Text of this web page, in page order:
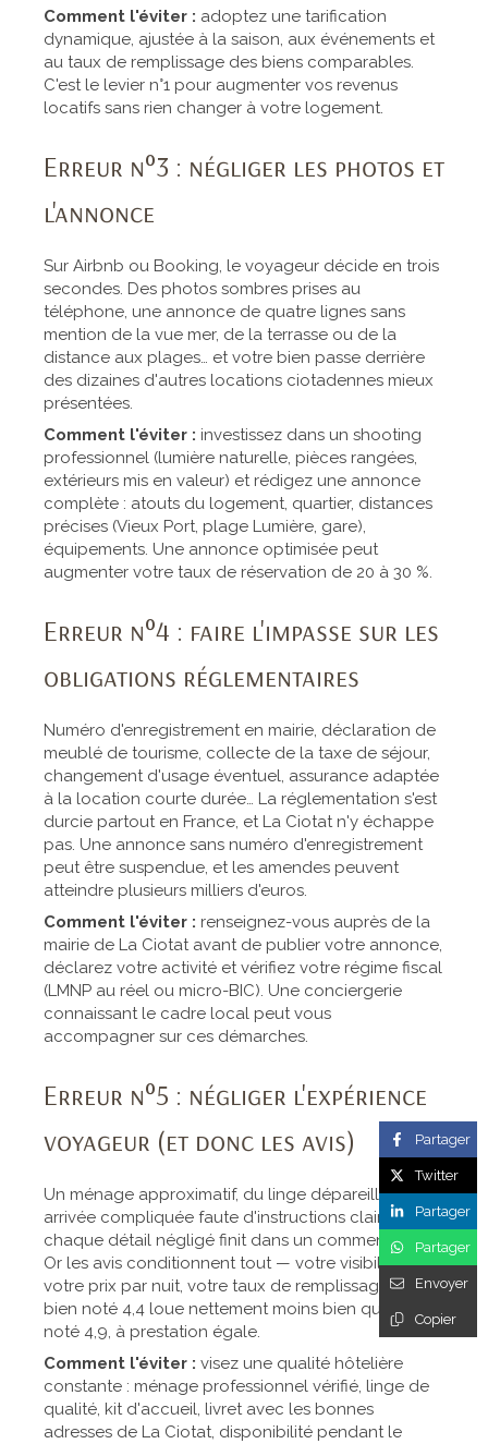
Comment l'éviter : adoptez une tarification
dynamique, ajustée à la saison, aux événements et
au taux de remplissage des biens comparables.
C'est le levier n°1 pour augmenter vos revenus
locatifs sans rien changer à votre logement.
Erreur n°3 : négliger les photos et
l'annonce
Sur Airbnb ou Booking, le voyageur décide en trois
secondes. Des photos sombres prises au
téléphone, une annonce de quatre lignes sans
mention de la vue mer, de la terrasse ou de la
distance aux plages… et votre bien passe derrière
des dizaines d'autres locations ciotadennes mieux
présentées.
Comment l'éviter : investissez dans un shooting
professionnel (lumière naturelle, pièces rangées,
extérieurs mis en valeur) et rédigez une annonce
complète : atouts du logement, quartier, distances
précises (Vieux Port, plage Lumière, gare),
équipements. Une annonce optimisée peut
augmenter votre taux de réservation de 20 à 30 %.
Erreur n°4 : faire l'impasse sur les
obligations réglementaires
Numéro d'enregistrement en mairie, déclaration de
meublé de tourisme, collecte de la taxe de séjour,
changement d'usage éventuel, assurance adaptée
à la location courte durée… La réglementation s'est
durcie partout en France, et La Ciotat n'y échappe
pas. Une annonce sans numéro d'enregistrement
peut être suspendue, et les amendes peuvent
atteindre plusieurs milliers d'euros.
Comment l'éviter : renseignez-vous auprès de la
mairie de La Ciotat avant de publier votre annonce,
déclarez votre activité et vérifiez votre régime fiscal
(LMNP au réel ou micro-BIC). Une conciergerie
connaissant le cadre local peut vous
accompagner sur ces démarches.
Erreur n°5 : négliger l'expérience
voyageur (et donc les avis)
Un ménage approximatif, du linge dépareillé, une
arrivée compliquée faute d'instructions claires :
chaque détail négligé finit dans un commentaire.
Or les avis conditionnent tout — votre visibilité,
votre prix par nuit, votre taux de remplissage. Un
bien noté 4,4 loue nettement moins bien qu'un bien
noté 4,9, à prestation égale.
Comment l'éviter : visez une qualité hôtelière
constante : ménage professionnel vérifié, linge de
qualité, kit d'accueil, livret avec les bonnes
adresses de La Ciotat, disponibilité pendant le
Partager
Twitter
Partager
Partager
Envoyer
Copier